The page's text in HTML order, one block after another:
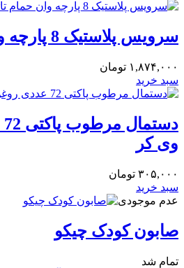
سرویس پلاستیک 8 پارچه وان حمام تاتیا
۱,۸۷۴,۰۰۰ تومان
سبد خرید
وی کر
۳۰۵,۰۰۰ تومان
سبد خرید
عدم موجودی
صابون کودک چیکو
تمام شد